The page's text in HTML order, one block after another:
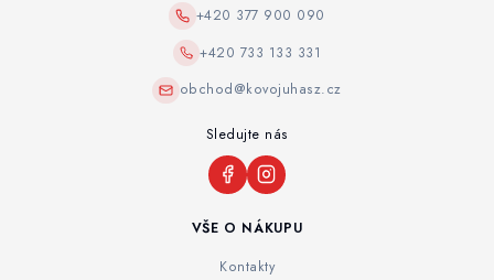
VŠE O NÁKUPU
Kontakty
+420 377 900 090
+420 733 133 331
obchod@kovojuhasz.cz
Sledujte nás